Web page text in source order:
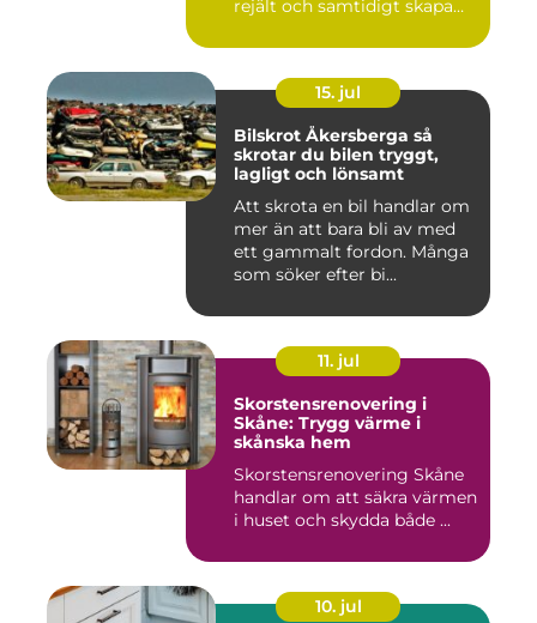
rejält och samtidigt skapa
15. jul
Bilskrot Åkersberga så
skrotar du bilen tryggt,
lagligt och lönsamt
Att skrota en bil handlar om
mer än att bara bli av med
ett gammalt fordon. Många
som söker efter bi...
11. jul
Skorstensrenovering i
Skåne: Trygg värme i
skånska hem
Skorstensrenovering Skåne
handlar om att säkra värmen
i huset och skydda både ...
10. jul